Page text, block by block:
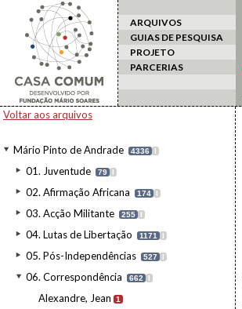
ARQUIVOS
GUIAS DE PESQUISA
PROJETO
PARCERIAS
Voltar aos arquivos
Mário Pinto de Andrade 4336 I
01. Juventude 79 I
02. Afirmação Africana 174 I
03. Acção Militante 255 I
04. Lutas de Libertação 1171 I
05. Pós-Independências 527 I
06. Correspondência 662 I
Alexandre, Jean 1